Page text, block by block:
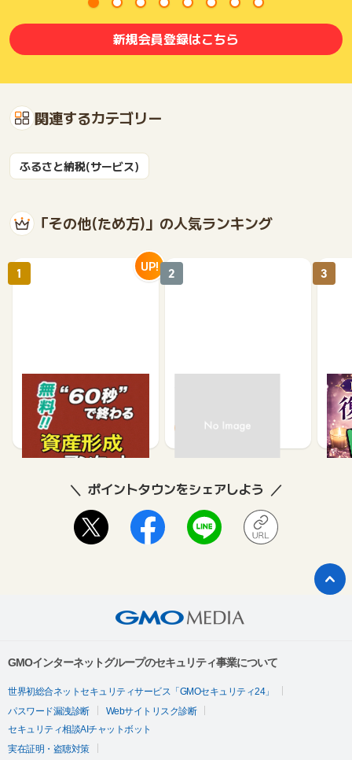
新規会員登録はこちら
関連するカテゴリー
ふるさと納税(サービス)
「その他(ため方)」の人気ランキング
【無料・60秒で終わる】
資産形成に関するアンケ
ート
675 1,200
1 UP!
64
2
復
ケー
3
ポイントタウンをシェアしよう
GMOインターネットグループのセキュリティ事業について
世界初総合ネットセキュリティサービス「GMOセキュリティ24」
パスワード漏洩診断
Webサイトリスク診断
セキュリティ相談AIチャットボット
実在証明・盗聴対策